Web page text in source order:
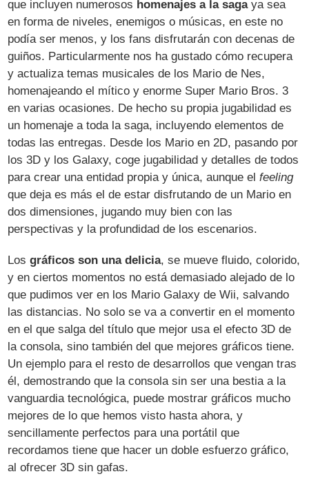
que incluyen numerosos homenajes a la sagaya sea
en forma de niveles, enemigos o músicas, en este no
podía ser menos, y los fans disfrutarán con decenas de
guiños. Particularmente nos ha gustado cómo recupera
y actualiza temas musicales de los Mario de Nes,
homenajeando el mítico y enorme Super Mario Bros. 3
en varias ocasiones. De hecho su propia jugabilidad es
un homenaje a toda la saga, incluyendo elementos de
todas las entregas. Desde los Mario en 2D, pasando por
los 3D y los Galaxy, coge jugabilidad y detalles de todos
para crear una entidad propia y única, aunque elfeeling
que deja es más el de estar disfrutando de un Mario en
dos dimensiones, jugando muy bien con las
perspectivas y la profundidad de los escenarios.
Losgráficos son una delicia, se mueve fluido, colorido,
y en ciertos momentos no está demasiado alejado de lo
que pudimos ver en los Mario Galaxy de Wii, salvando
las distancias. No solo se va a convertir en el momento
en el que salga del título que mejor usa el efecto 3D de
la consola, sino también del que mejores gráficos tiene.
Un ejemplo para el resto de desarrollos que vengan tras
él, demostrando que la consola sin ser una bestia a la
vanguardia tecnológica, puede mostrar gráficos mucho
mejores de lo que hemos visto hasta ahora, y
sencillamente perfectos para una portátil que
recordamos tiene que hacer un doble esfuerzo gráfico,
al ofrecer 3D sin gafas.